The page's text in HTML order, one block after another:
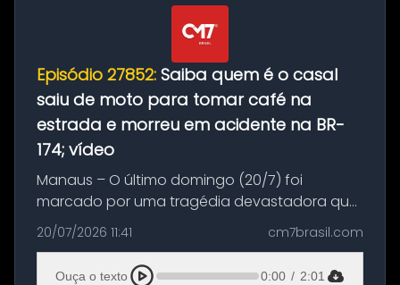
Episódio 27852: Saiba quem é o casal
saiu de moto para tomar café na
estrada e morreu em acidente na BR-
174; vídeo
Manaus – O último domingo (20/7) foi
marcado por uma tragédia devastadora que
resultou na morte precoce de dois jovens na
BR-174, na zona rural de Manaus. Um passeio
com destino a um típico café regio...
20/07/2026 11:41 cm7brasil.com
Ouça o texto 0:00 / 2:01